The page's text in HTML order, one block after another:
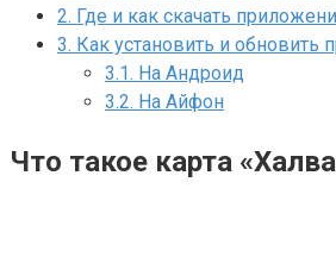
2. Где и как скачать
3. Как установить и обновить
3.1. На Андроид
3.2. На Айфон
Что такое карта